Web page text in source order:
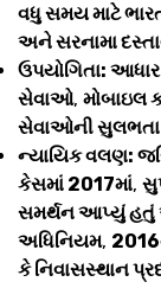
વધુ સમય માટે
અને સરનામા
ઉપયોગિતા: આધાર
સેવાઓ, મોબાઇલ
સેવાઓની
ન્યાયિક વલણ:
કેસમાં 2017માં,
સમર્થન આપ્યું હતું
અધિનિયમ,
કે નિવાસસ્થાન